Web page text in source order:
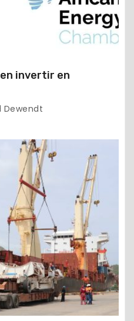
invertir en
Dewendt